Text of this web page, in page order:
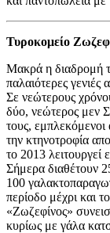
Τυροκομείο
Μακρά η διαδρομή
παλαιότερες γενιές
Σε νεώτερους
δύο, νεώτερος μεν
τους, εμπλεκόμενοι
την κτηνοτροφία
το 2013
Σήμερα διαθέτουν
100
περίοδο μέχρι και
«Ζωζεφίνος»
κυρίως με γάλα